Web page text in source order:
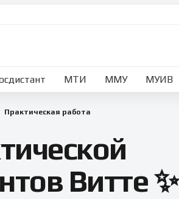
МТИ ММУ МУИВ
Практическая работа
Витте ✨